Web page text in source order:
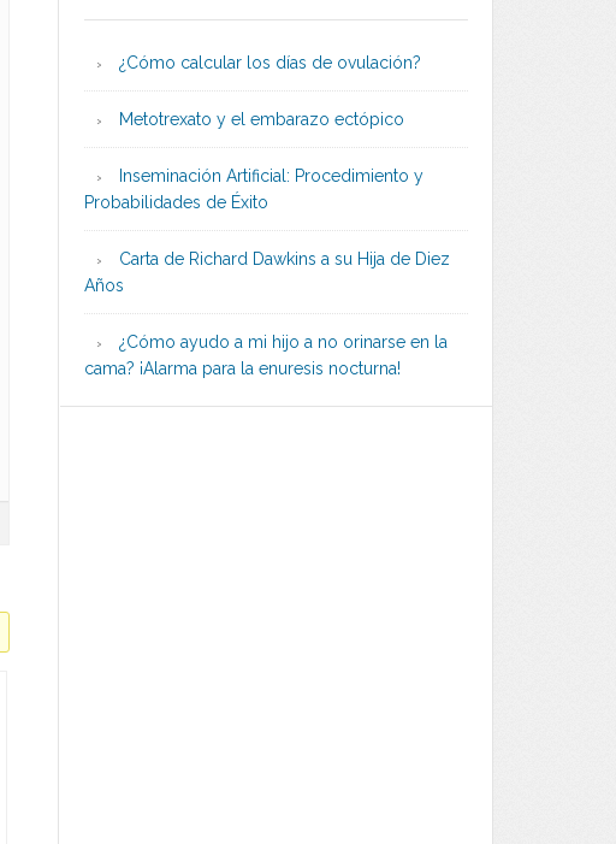
¿Cómo calcular los días de ovulación?
Metotrexato y el embarazo ectópico
Inseminación Artificial: Procedimiento y
Probabilidades de Éxito
Carta de Richard Dawkins a su Hija de Diez
Años
¿Cómo ayudo a mi hijo a no orinarse en la
cama? ¡Alarma para la enuresis nocturna!